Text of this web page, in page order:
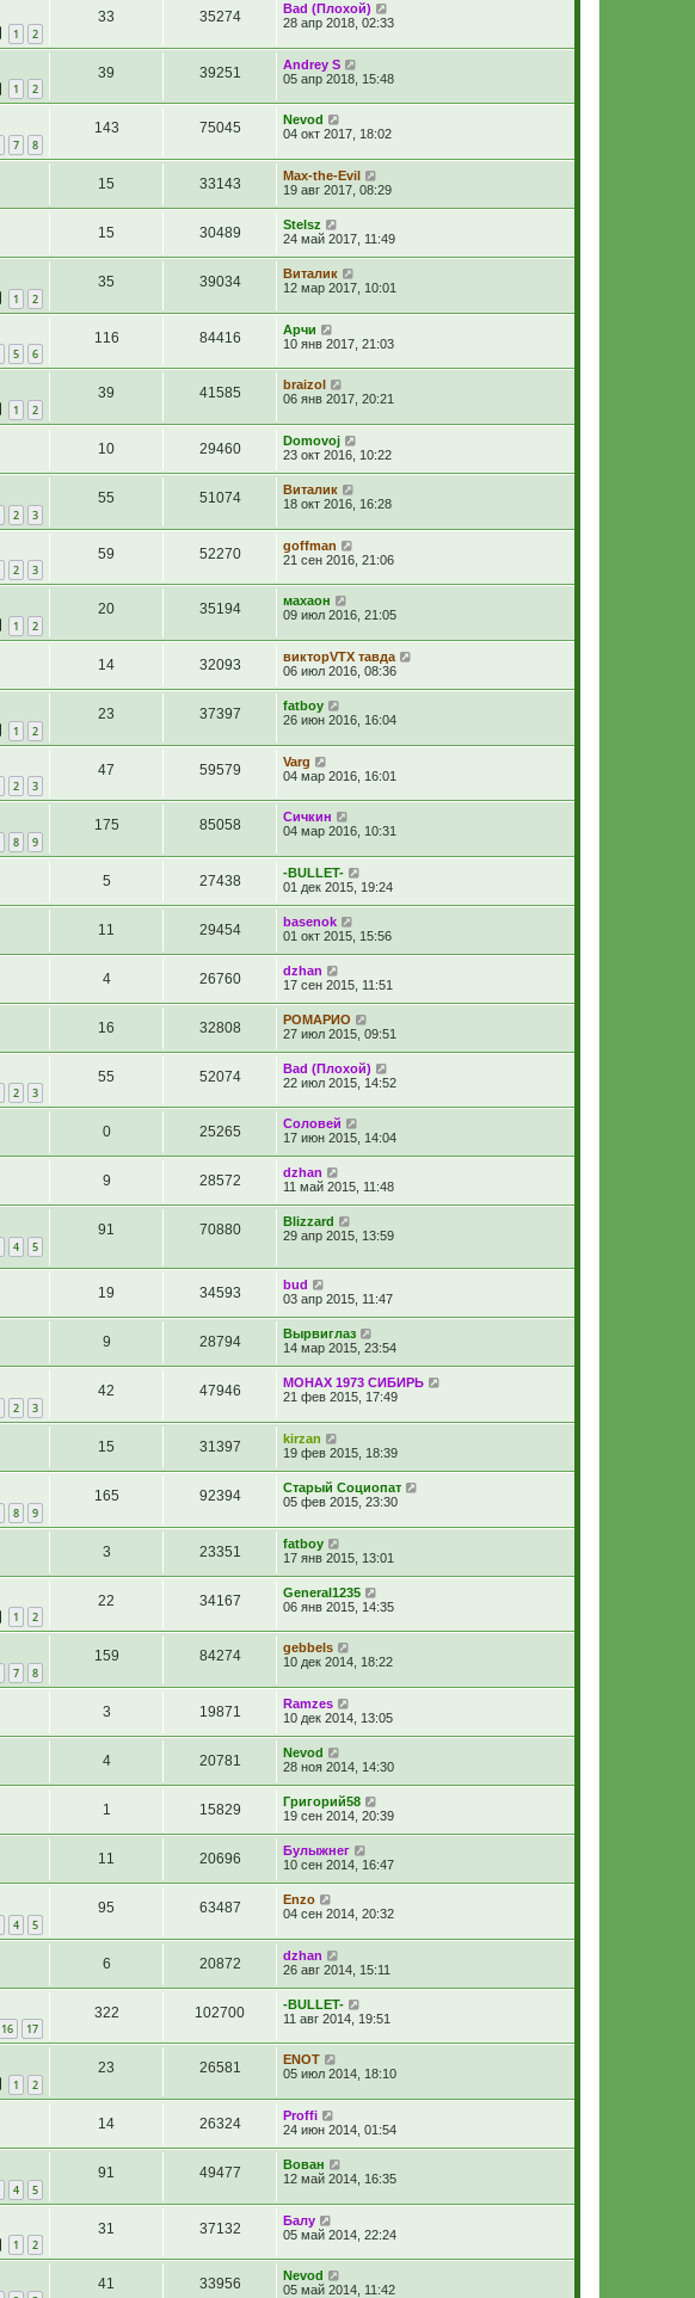
1 2
33 35274
Bad (Плохой)
28 апр 2018, 02:33
1 2
39 39251
Andrey S
05 апр 2018, 15:48
7 8
143 75045
Nevod
04 окт 2017, 18:02
15 33143
Max-the-Evil
19 авг 2017, 08:29
15 30489
Stelsz
24 май 2017, 11:49
1 2
35 39034
Виталик
12 мар 2017, 10:01
5 6
116 84416
Арчи
10 янв 2017, 21:03
1 2
39 41585
braizol
06 янв 2017, 20:21
10 29460
Domovoj
23 окт 2016, 10:22
2 3
55 51074
Виталик
18 окт 2016, 16:28
2 3
59 52270
goffman
21 сен 2016, 21:06
1 2
20 35194
махаон
09 июл 2016, 21:05
14 32093
викторVTX тавда
06 июл 2016, 08:36
1 2
23 37397
fatboy
26 июн 2016, 16:04
2 3
47 59579
Varg
04 мар 2016, 16:01
8 9
175 85058
Сичкин
04 мар 2016, 10:31
5 27438
-BULLET-
01 дек 2015, 19:24
11 29454
basenok
01 окт 2015, 15:56
4 26760
dzhan
17 сен 2015, 11:51
16 32808
РОМАРИО
27 июл 2015, 09:51
2 3
55 52074
Bad (Плохой)
22 июл 2015, 14:52
0 25265
Соловей
17 июн 2015, 14:04
9 28572
dzhan
11 май 2015, 11:48
4 5
91 70880
Blizzard
29 апр 2015, 13:59
19 34593
bud
03 апр 2015, 11:47
9 28794
Вырвиглаз
14 мар 2015, 23:54
2 3
42 47946
МОНАХ 1973 СИБИРЬ
21 фев 2015, 17:49
15 31397
kirzan
19 фев 2015, 18:39
8 9
165 92394
Старый Социопат
05 фев 2015, 23:30
3 23351
fatboy
17 янв 2015, 13:01
1 2
22 34167
General1235
06 янв 2015, 14:35
7 8
159 84274
gebbels
10 дек 2014, 18:22
3 19871
Ramzes
10 дек 2014, 13:05
4 20781
Nevod
28 ноя 2014, 14:30
1 15829
Григорий58
19 сен 2014, 20:39
11 20696
Булыжнег
10 сен 2014, 16:47
4 5
95 63487
Enzo
04 сен 2014, 20:32
6 20872
dzhan
26 авг 2014, 15:11
16 17
322 102700
-BULLET-
11 авг 2014, 19:51
1 2
23 26581
ENOT
05 июл 2014, 18:10
14 26324
Proffi
24 июн 2014, 01:54
4 5
91 49477
Вован
12 май 2014, 16:35
1 2
31 37132
Балу
05 май 2014, 22:24
41 33956
Nevod
05 май 2014, 11:42